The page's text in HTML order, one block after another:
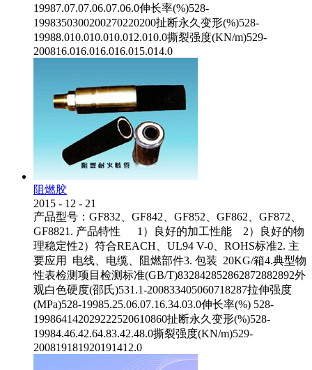
19987.07.07.06.07.06.0伸长率(%)528-
1998350300200270220200扯断永久变形(%)528-
19988.010.010.010.012.010.0撕裂强度(KN/m)529-
200816.016.016.016.015.014.0
阻燃胶
2015 - 12 - 21
产品型号：GF832、GF842、GF852、GF862、GF872、
GF8821. 产品特性 1）良好的加工性能 2）良好的物
理稳定性2）符合REACH、UL94 V-0、ROHS标准2. 主
要应用 电线、电缆、阻燃部件3. 包装 20KG/箱4.典型物
性表检测项目检测标准(GB/T)832842852862872882892外
观白色硬度(邵氏)531.1-200833405060718287拉伸强度
(MPa)528-19985.25.06.07.16.34.03.0伸长率(%) 528-
199864142029222520610860扯断永久变形(%)528-
19984.46.42.64.83.42.48.0撕裂强度(KN/m)529-
200819181920191412.0